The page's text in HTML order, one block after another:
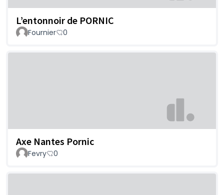
L’entonnoir de PORNIC
Fournier 0
Axe Nantes Pornic
Fevry 0